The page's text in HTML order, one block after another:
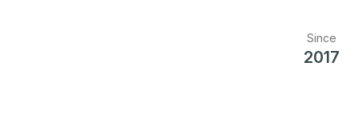
Since
2017